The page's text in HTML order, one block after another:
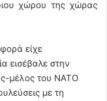
χώρου της χώρας
είχε
εισέβαλε στην
μέλος του ΝΑΤΟ
με τη